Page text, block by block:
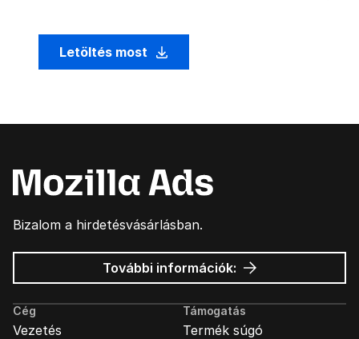
Letöltés most
Bizalom a hirdetésvásárlásban.
További információk: Mozilla
hirdetések
Cég
Vezetés
Támogatás
Termék súgó